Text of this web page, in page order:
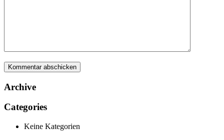
Archive
Categories
Keine Kategorien